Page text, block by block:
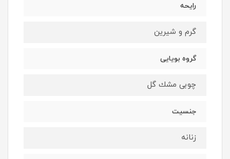
رايحه
گرم و شيرين
گروه بويايى
چوبى مشك گل
جنسيت
زنانه